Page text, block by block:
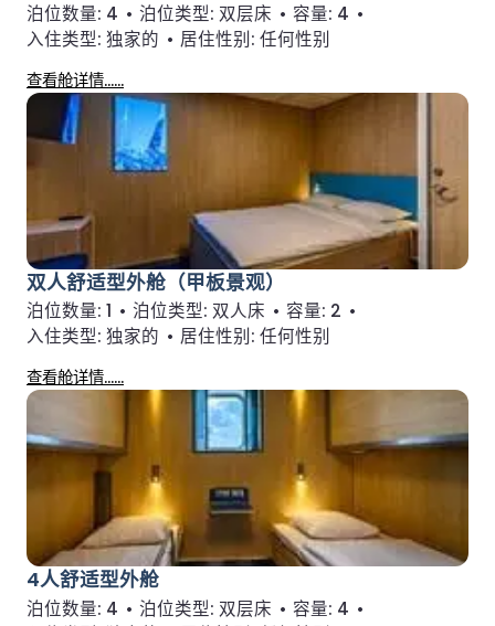
泊位数量: 4 • 泊位类型: 双层床 • 容量: 4 •
入住类型: 独家的 • 居住性别:任何性别
查看舱详情……
双人舒适型外舱（甲板景观）
泊位数量: 1 • 泊位类型:双人床 • 容量: 2 •
入住类型: 独家的 • 居住性别:任何性别
查看舱详情……
4人舒适型外舱
泊位数量: 4 • 泊位类型: 双层床 • 容量: 4 •